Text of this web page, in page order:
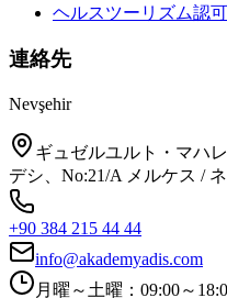
ヘルスツーリズム認
連絡先
Nevşehir
ギュゼルユルト・マハ
デシ、No:21/A メルケス /
+90 384 215 44 44
info@akademyadis.com
月曜～土曜：09:00～